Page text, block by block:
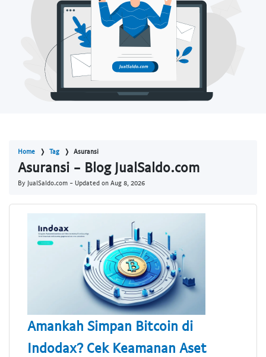
Home Tag Asuransi
Asuransi - Blog JualSaldo.com
By JualSaldo.com - Updated on Aug 8, 2026
Amankah Simpan Bitcoin di
Indodax? Cek Keamanan Aset